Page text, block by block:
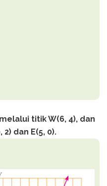
titik W(6, 4), dan
dan E(5, 0).